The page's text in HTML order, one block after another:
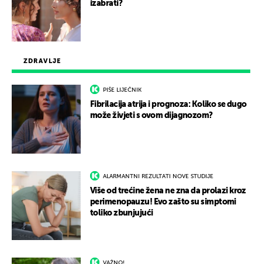
ZDRAVLJE
PIŠE LIJEČNIK
Fibrilacija atrija i prognoza: Koliko se dugo
može živjeti s ovom dijagnozom?
ALARMANTNI REZULTATI NOVE STUDIJE
Više od trećine žena ne zna da prolazi kroz
perimenopauzu! Evo zašto su simptomi
toliko zbunjujući
izabrati?